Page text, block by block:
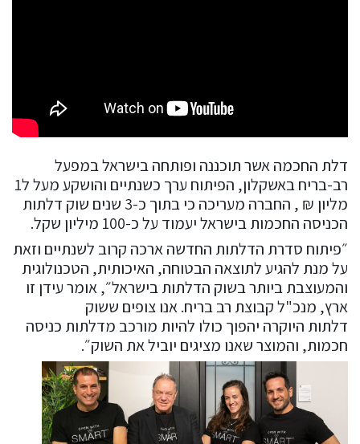
דלת החכמה אשר תוכננה ופותחה בישראל במפעל
רב-בריח באשקלון, הפיתוח ערך כשנתיים והושקע מעל ל1
מליון ₪ , החברה מעריכה כי בתוך כ-3 שנים שוק דלתות
הכניסה החכמות בישראל יעמוד על כ-100 מיליון שקל.
״פיתוח סדרת הדלתות החדשה ארכה קרוב לשנתיים וזאת
על מנת להגיע לתוצאה הבטוחה, האיכותית, הטכנולוגית
והמעוצבת ביותר בשוק הדלתות בישראל״, אומר עידן זו
ארץ, מנכ"ל קבוצת רב בריח. אנו צופים ששוק
דלתות היוקרה יהפוך כולו להיות מורכב מדלתות כניסה
חכמות, והמוצר שאנו מציגים יוביל את השוק״.